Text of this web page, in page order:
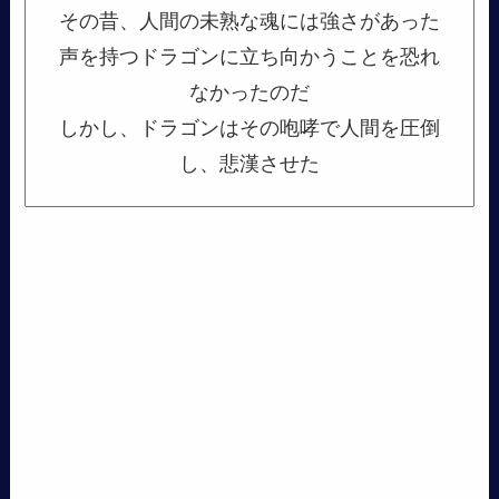
その昔、人間の未熟な魂には強さがあった
声を持つドラゴンに立ち向かうことを恐れ
なかったのだ
しかし、ドラゴンはその咆哮で人間を圧倒
し、悲漢させた